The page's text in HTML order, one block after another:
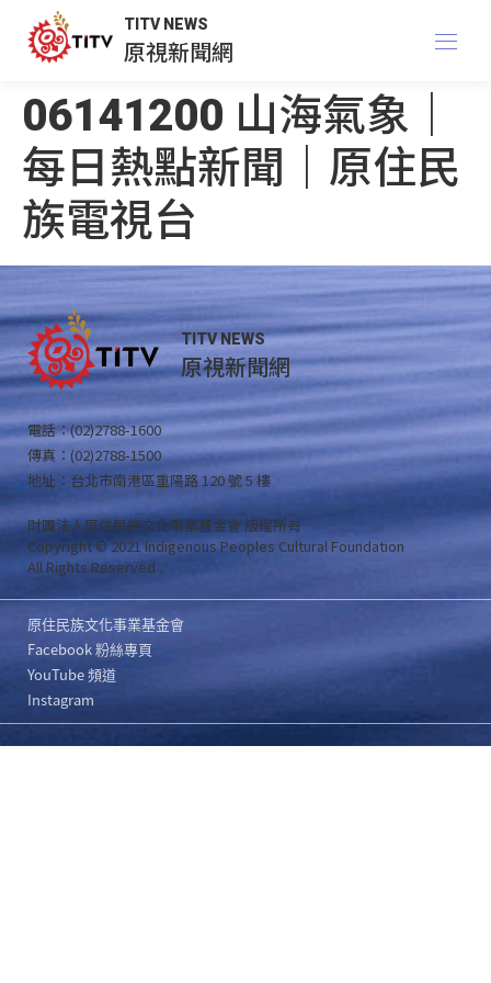
TITV NEWS
原視新聞網
06141200 山海氣象｜
每日熱點新聞｜原住民
族電視台
TITV NEWS
原視新聞網
電話：(02)2788-1600
傳真：(02)2788-1500
地址：台北市南港區重陽路 120 號 5 樓
財團法人原住民族文化事業基金會 版權所有
Copyright © 2021 Indigenous Peoples Cultural Foundation
All Rights Reserved .
原住民族文化事業基金會
Facebook 粉絲專頁
YouTube 頻道
Instagram